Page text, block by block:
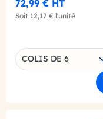
72,99 € HT
Soit 12,17 € l'unité
Choisissez une
COLIS DE 6